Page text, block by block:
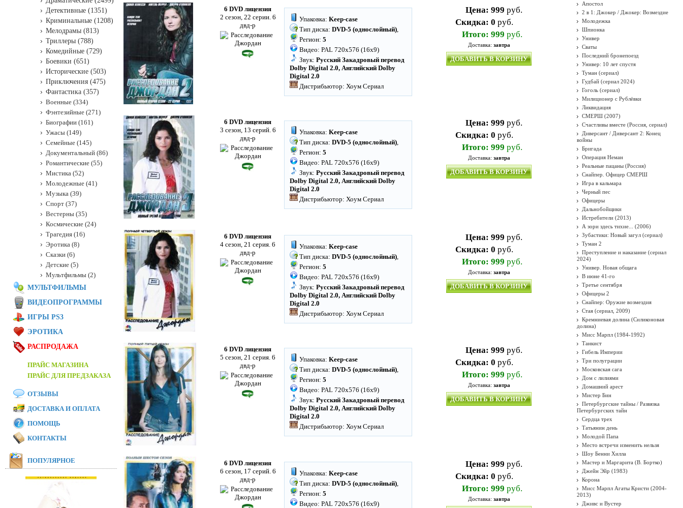
6 DVD лицензия
2 сезон, 22 серии. 6
двд-р
Упаковка: Keep-case
Тип диска: DVD-5 (однослойный),
Регион: 5
Видео: PAL 720x576 (16x9)
Звук: Русский Закадровый перевод
Dolby Digital 2.0, Английский Dolby
Digital 2.0
Дистрибьютор: Хоум Сериал
Цена: 999 руб.
Скидка: 0 руб.
Итого: 999 руб.
Доставка: завтра
ДОБАВИТЬ В КОРЗИНУ
6 DVD лицензия
3 сезон, 13 серий. 6
двд-р
Упаковка: Keep-case
Тип диска: DVD-5 (однослойный),
Регион: 5
Видео: PAL 720x576 (16x9)
Звук: Русский Закадровый перевод
Dolby Digital 2.0, Английский Dolby
Digital 2.0
Дистрибьютор: Хоум Сериал
Цена: 999 руб.
Скидка: 0 руб.
Итого: 999 руб.
Доставка: завтра
ДОБАВИТЬ В КОРЗИНУ
6 DVD лицензия
4 сезон, 21 серия. 6
двд-р
Упаковка: Keep-case
Тип диска: DVD-5 (однослойный),
Регион: 5
Видео: PAL 720x576 (16x9)
Звук: Русский Закадровый перевод
Dolby Digital 2.0, Английский Dolby
Digital 2.0
Дистрибьютор: Хоум Сериал
Цена: 999 руб.
Скидка: 0 руб.
Итого: 999 руб.
Доставка: завтра
ДОБАВИТЬ В КОРЗИНУ
6 DVD лицензия
5 сезон, 21 серия. 6
двд-р
Упаковка: Keep-case
Тип диска: DVD-5 (однослойный),
Регион: 5
Видео: PAL 720x576 (16x9)
Звук: Русский Закадровый перевод
Dolby Digital 2.0, Английский Dolby
Digital 2.0
Дистрибьютор: Хоум Сериал
Цена: 999 руб.
Скидка: 0 руб.
Итого: 999 руб.
Доставка: завтра
ДОБАВИТЬ В КОРЗИНУ
6 DVD лицензия
6 сезон, 17 серий. 6
двд-р
Упаковка: Keep-case
Тип диска: DVD-5 (однослойный),
Регион: 5
Видео: PAL 720x576 (16x9)
Цена: 999 руб.
Скидка: 0 руб.
Итого: 999 руб.
Доставка: завтра
Детективные (1351)
Криминальные (1208)
Мелодрамы (813)
Триллеры (788)
Комедийные (729)
Боевики (651)
Исторические (503)
Приключения (475)
Фантастика (357)
Военные (334)
Фэнтезийные (271)
Биографии (161)
Ужасы (149)
Семейные (145)
Документальный (86)
Романтические (55)
Мистика (52)
Молодежные (41)
Музыка (39)
Спорт (37)
Вестерны (35)
Космические (24)
Трагедия (16)
Эротика (8)
Сказки (6)
Детские (5)
Мультфильмы (2)
МУЛЬТФИЛЬМЫ
ВИДЕОПРОГРАММЫ
ИГРЫ PS3
ЭРОТИКА
РАСПРОДАЖА
ПРАЙС МАГАЗИНА
ПРАЙС ДЛЯ ПРЕДЗАКАЗА
ОТЗЫВЫ
ДОСТАВКА И ОПЛАТА
ПОМОЩЬ
КОНТАКТЫ
ПОПУЛЯРНОЕ
Апостол
2 в 1: Джокер / Джокер: Возмездие
Молодежка
Шпионка
Универ
Сваты
Последний бронепоезд
Универ: 10 лет спустя
Туман (сериал)
Гудбай (сериал 2024)
Гоголь (сериал)
Милиционер с Рублёвки
Ликвидация
СМЕРШ (2007)
Счастливы вместе (Россия, сериал)
Диверсант / Диверсант 2: Конец
войны
Бригада
Операция Неман
Реальные пацаны (Россия)
Снайпер. Офицер СМЕРШ
Игра в кальмара
Черный пес
Офицеры
Дальнобойщики
Истребители (2013)
А зори здесь тихие... (2006)
Зубастики: Новый загул (сериал)
Туман 2
Преступление и наказание (сериал
2024)
Универ. Новая общага
В июне 41-го
Третье сентября
Офицеры 2
Снайпер: Оружие возмездия
Стая (сериал, 2009)
Кремниевая долина (Силиконовая
долина)
Мисс Марпл (1984-1992)
Танкист
Гибель Империи
Три полуграции
Московская сага
Дом с лилиями
Домашний арест
Мистер Бин
Петербургские тайны / Развязка
Петербургских тайн
Сердца трех
Татьянин день
Молодой Папа
Место встречи изменить нельзя
Шоу Бенни Хилла
Мастер и Маргарита (В. Бортко)
Джейн Эйр (1983)
Корона
Мисс Марпл Агаты Кристи (2004-
2013)
Дживс и Вустер